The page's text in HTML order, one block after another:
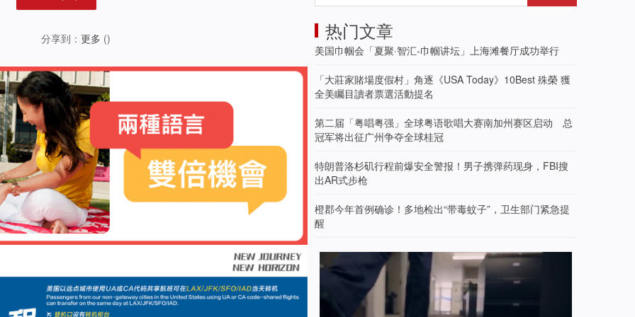
分享到： 更多 () 热门文章
美国巾帼会「夏聚·智汇-巾帼讲坛」上海滩餐厅成功举行
「大莊家賭場度假村」角逐《USA Today》10Best 殊榮 獲
全美矚目讀者票選活動提名
第二届「粤唱粤强」全球粤语歌唱大赛南加州赛区启动 总
冠军将出征广州争夺全球桂冠
特朗普洛杉矶行程前爆安全警报！男子携弹药现身，FBI搜
出AR式步枪
橙郡今年首例确诊！多地检出“带毒蚊子”，卫生部门紧急提
醒